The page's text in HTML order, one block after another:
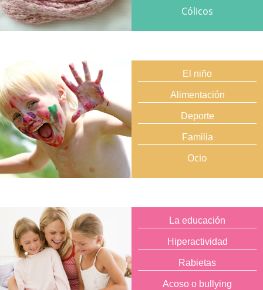
Cólicos
El niño
Alimentación
Deporte
Familia
Ocio
La educación
Hiperactividad
Rabietas
Acoso o bullying